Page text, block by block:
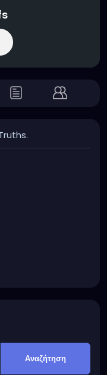
Αναζήτηση